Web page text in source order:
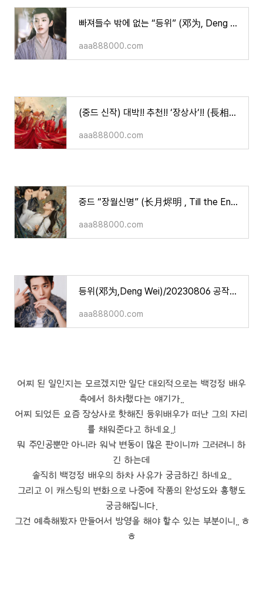
빠져들수 밖에 없는 “등위” (邓为, Deng Wei) 중국배우
aaa888000.com
(중드 신작) 대박!! 추천!! ‘장상사‘!! (長相思/ 양쯔, 등위, 장완의, 단건차 주연/ 등장인물/ 줄
aaa888000.com
중드 “장월신명” (长月烬明 , Till the End of the Moon/라운희,백록 주연/등장인물/줄거리/볼수 있는
aaa888000.com
등위(邓为,Deng Wei)/20230806 공작실/ 사진
aaa888000.com
어찌 된 일인지는 모르겠지만 일단 대외적으로는 백경정 배우
측에서 하차했다는 얘기가..
어찌 되었든 요즘 장상사로 핫해진 등위배우가 떠난 그의 자리
를 채워준다고 하네요..!
뭐 주인공뿐만 아니라 워낙 변동이 많은 판이니까 그러려니 하
긴 하는데
솔직히 백경정 배우의 하차 사유가 궁금하긴 하네요..
그리고 이 캐스팅의 변화으로 나중에 작품의 완성도와 흥행도
궁금해집니다.
그건 예측해봤자 만들어서 방영을 해야 할수 있는 부분이니.. ㅎ
ㅎ